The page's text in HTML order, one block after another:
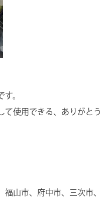
。
使用できる、ありがと
福山市、府中市、三次市